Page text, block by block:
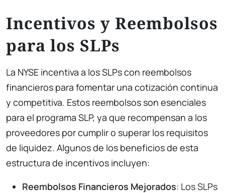
Incentivos y Reembolsos
para los SLPs
La NYSE incentiva a los SLPs con reembolsos
financieros para fomentar una cotización continua
y competitiva. Estos reembolsos son esenciales
para el programa SLP, ya que recompensan a los
proveedores por cumplir o superar los requisitos
de liquidez. Algunos de los beneficios de esta
estructura de incentivos incluyen:
Reembolsos Financieros Mejorados: Los SLPs